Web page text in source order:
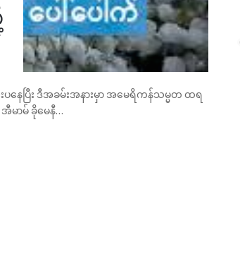
ေပြီး ဒီအခမ်းအနားမှာ အမေရိကန်သမ္မတ ထရ
ာမ် ခိုမေနီ…